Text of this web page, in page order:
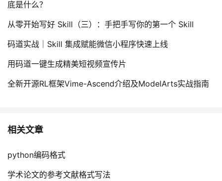
底是什么？
从零开始写好 Skill（三）：手把手写你的第一个 Skill
码道实战｜Skill 集成赋能微信小程序快速上线
用码道一键生成精美短视频宣传片
全新开源RL框架Vime-Ascend介绍及ModelArts实战指南
相关文章
python编码格式
学术论文的参考文献格式写法